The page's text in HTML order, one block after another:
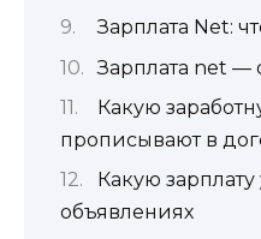
Зарплата Net:
Зарплата net —
Какую
прописывают в
Какую
объявлениях